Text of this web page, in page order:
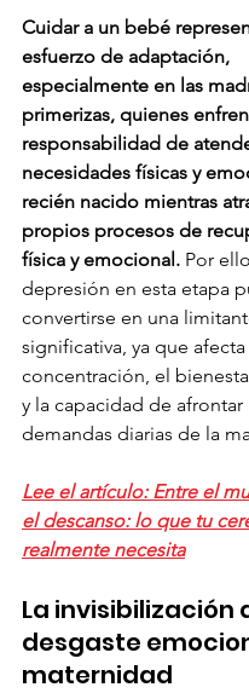
Cuidar a un bebé
esfuerzo de adaptación,
especialmente en las
primerizas, quienes
responsabilidad de
necesidades físicas y
recién nacido mientras
propios procesos de
física y emocional. Por
depresión en esta etapa
convertirse en una
significativa, ya que
concentración, el
y la capacidad de afrontar
demandas diarias de la
Lee el artículo: Entre el
el descanso: lo que tu
realmente necesita
La invisibilización
desgaste
maternidad